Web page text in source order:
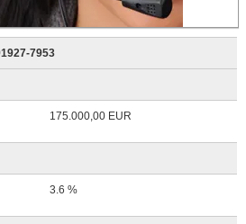
7953
175.000,00 EUR
3.6 %